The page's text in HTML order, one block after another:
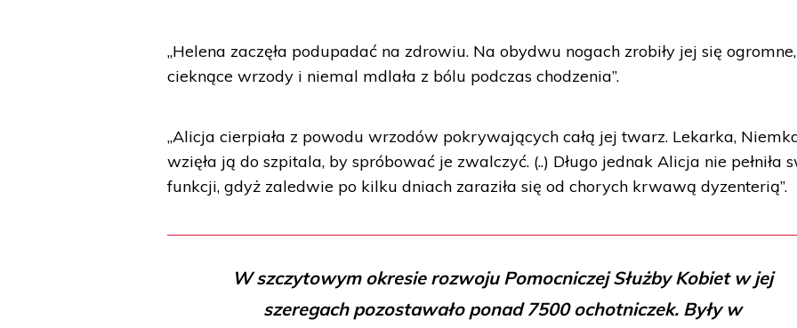
„Helena zaczęła podupadać na zdrowiu. Na obydwu nogach zrobiły jej się ogromne,
cieknące wrzody i niemal mdlała z bólu podczas chodzenia”.
„Alicja cierpiała z powodu wrzodów pokrywających całą jej twarz. Lekarka,
wzięła ją do szpitala, by spróbować je zwalczyć. (..) Długo jednak Alicja nie pełniła
funkcji, gdyż zaledwie po kilku dniach zaraziła się od chorych krwawą dyzenterią”.
W szczytowym okresie rozwoju Pomocniczej Służby Kobiet w jej
szeregach pozostawało ponad 7500 ochotniczek. Były w